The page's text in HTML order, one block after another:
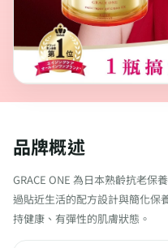
品牌概述
GRACE ONE 為日本熟齡抗老保
過貼近生活的配方設計與簡化保
持健康、有彈性的肌膚狀態。